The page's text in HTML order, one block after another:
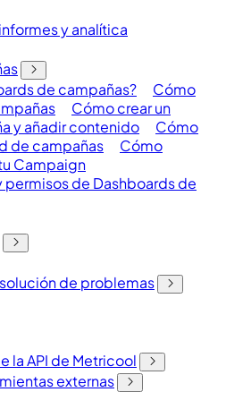
y analítica
de campañas?
Cómo
Cómo crear un
y añadir contenido
Cómo
de campañas
Cómo
Campaign
permisos de Dashboards de
de problemas
la API de Metricool
externas